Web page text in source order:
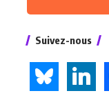
Suivez-nous
bluesky linkedin